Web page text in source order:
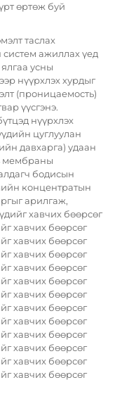
өртөж буй
таслах
систем ажиллах үед
усны
нүүрхлэх хурдыг
(проницаемость)
үүсгэнэ.
нүүрхлэх
цуглуулан
давхарга) удаан
мембраны
бодисын
концентратын
арилгаж,
хавчих бөөрсөг
хавчих бөөрсөг
хавчих бөөрсөг
хавчих бөөрсөг
хавчих бөөрсөг
хавчих бөөрсөг
хавчих бөөрсөг
хавчих бөөрсөг
хавчих бөөрсөг
хавчих бөөрсөг
хавчих бөөрсөг
хавчих бөөрсөг
хавчих бөөрсөг